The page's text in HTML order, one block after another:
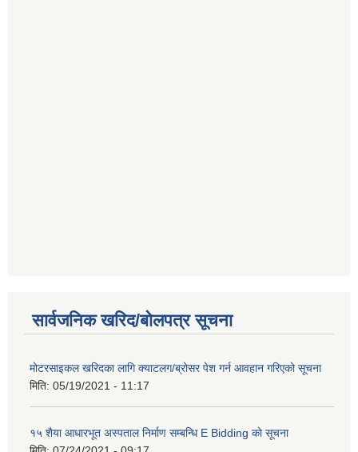
सार्वजनिक खरिद/बोलपत्र सूचना
मोटरसाइकल खरिदका लागि क्याटलग/ब्रोसर पेश गर्न आवहान गरिएको सूचना
मिति: 05/19/2021 - 11:17
१५ शैया आधारभूत अस्पताल निर्माण सम्बन्धि E Bidding काे सूचना